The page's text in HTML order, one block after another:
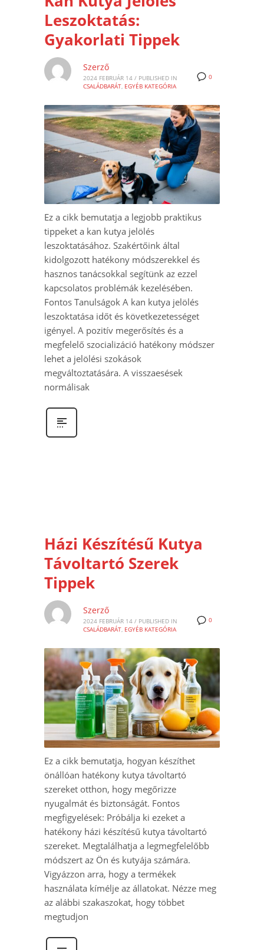
Leszoktatás:
Gyakorlati Tippek
0
Szerző
2024 FEBRUÁR 14 / PUBLISHED IN
CSALÁDBARÁT EGYÉB KATEGÓRIA
Ez a cikk bemutatja a legjobb praktikus
tippeket a kan kutya jelölés
leszoktatásához. Szakértőink által
kidolgozott hatékony módszerekkel és
hasznos tanácsokkal segítünk az ezzel
kapcsolatos problémák kezelésében.
Fontos Tanulságok A kan kutya jelölés
leszoktatása időt és következetességet
igényel. A pozitív megerősítés és a
megfelelő szocializáció hatékony módszer
lehet a jelölési szokások
megváltoztatására. A visszaesések
normálisak
Házi Készítésű Kutya
Távoltartó Szerek
Tippek
0
Szerző
2024 FEBRUÁR 14 / PUBLISHED IN
CSALÁDBARÁT, EGYÉB KATEGÓRIA
Ez a cikk bemutatja, hogyan készíthet
önállóan hatékony kutya távoltartó
szereket otthon, hogy megőrizze
nyugalmát és biztonságát. Fontos
megfigyelések: Próbálja ki ezeket a
hatékony házi készítésű kutya távoltartó
szereket. Megtalálhatja a legmegfelelőbb
módszert az Ön és kutyája számára.
Vigyázzon arra, hogy a termékek
használata kímélje az állatokat. Nézze meg
az alábbi szakaszokat, hogy többet
megtudjon